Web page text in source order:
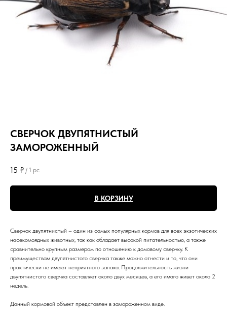
СВЕРЧОК ДВУПЯТНИСТЫЙ
ЗАМОРОЖЕННЫЙ
15 ₽ / 1 pc
В КОРЗИНУ
Сверчок двупятнистый – один из самых популярных кормов для всех экзотических
насекомоядных животных, так как обладает высокой питательностью, а также
сравнительно крупным размером по отношению к домовому сверчку. К
преимуществам двупятнистого сверчка также можно отнести и то, что они
практически не имеют неприятного запаха. Продолжительность жизни
двупятнистого сверчка составляет около двух месяцев, а его имаго живет около 2
недель.
Данный кормовой объект представлен в замороженном виде.